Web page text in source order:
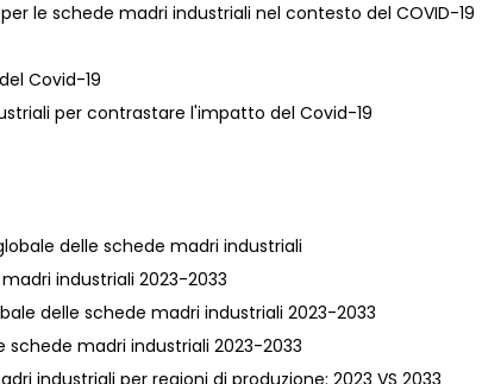
le schede madri industriali nel contesto del COVID-19
Covid-19
per contrastare l'impatto del Covid-19
delle schede madri industriali
industriali 2023-2033
delle schede madri industriali 2023-2033
schede madri industriali 2023-2033
industriali per regioni di produzione: 2023 VS 2033